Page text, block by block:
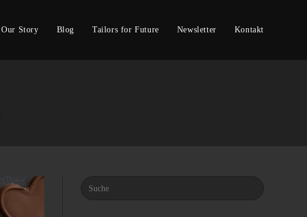
Our Story Blog Tailors for Future Newsletter Kontakt